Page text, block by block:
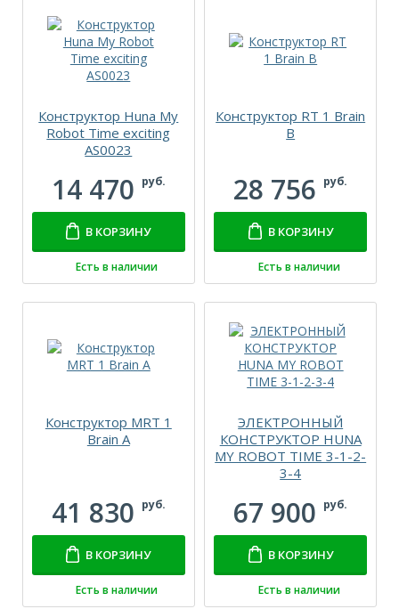
Конструктор Huna My
Robot Time exciting
AS0023
14 470 руб.
В КОРЗИНУ
Есть в наличии
Конструктор RT 1 Brain
B
28 756 руб.
В КОРЗИНУ
Есть в наличии
Конструктор MRT 1
Brain A
41 830 руб.
В КОРЗИНУ
Есть в наличии
ЭЛЕКТРОННЫЙ
КОНСТРУКТОР HUNA
MY ROBOT TIME 3-1-2-
3-4
67 900 руб.
В КОРЗИНУ
Есть в наличии